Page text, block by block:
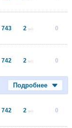
743 2 м/с 0
742 2 м/с 0
Подробнее
742 2 м/с 0